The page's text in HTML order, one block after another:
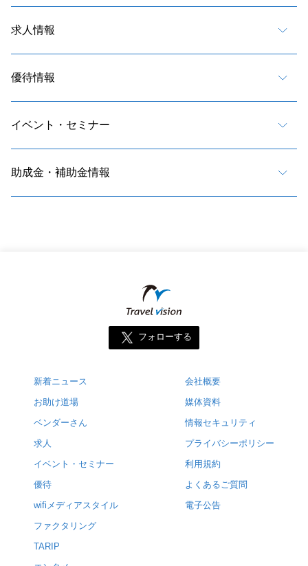
求人情報
優待情報
イベント・セミナー
助成金・補助金情報
フォローする
新着ニュース
お助け道場
ベンダーさん
求人
イベント・セミナー
優待
wifiメディアスタイル
ファクタリング
TARIP
会社概要
媒体資料
情報セキュリティ
プライバシーポリシー
利用規約
よくあるご質問
電子公告